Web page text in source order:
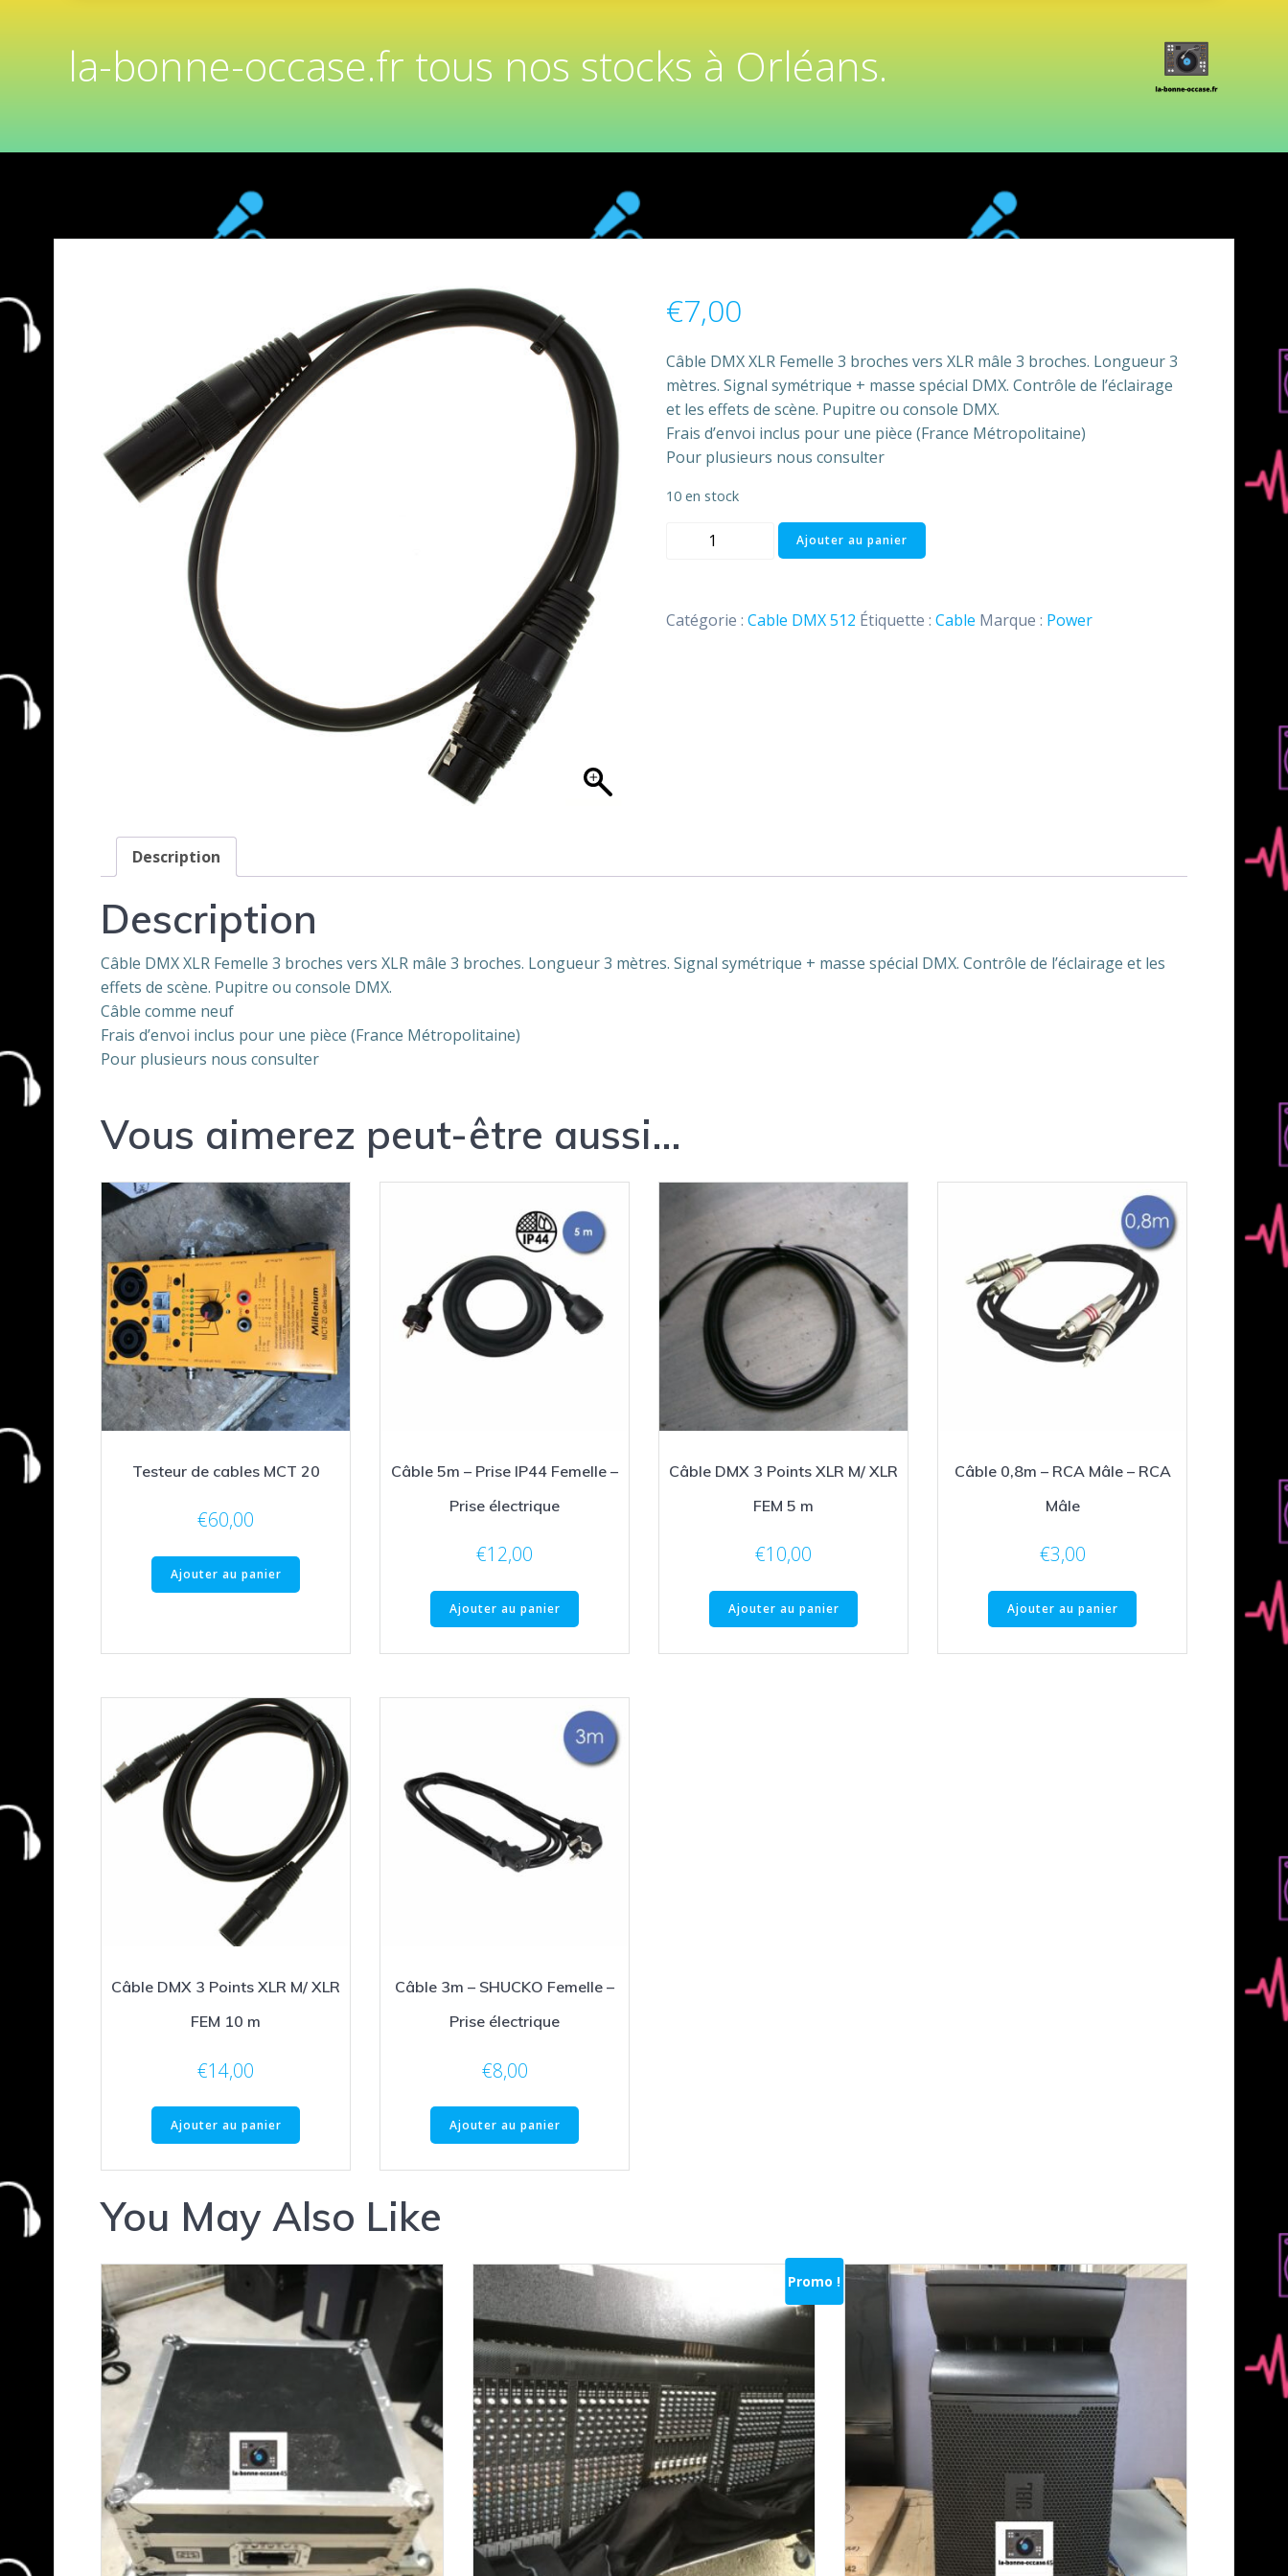
la-bonne-occase.fr tous nos stocks à Orléans.
€7,00
Câble DMX XLR Femelle 3 broches vers XLR mâle 3 broches. Longueur 3
mètres. Signal symétrique + masse spécial DMX. Contrôle de l’éclairage
et les effets de scène. Pupitre ou console DMX.
Frais d’envoi inclus pour une pièce (France Métropolitaine)
Pour plusieurs nous consulter
10 en stock
quantité
3
Ajouter au panier
Catégorie : Cable DMX 512 Étiquette : Cable Marque : Power
Description
Description
Câble DMX XLR Femelle 3 broches vers XLR mâle 3 broches. Longueur 3 mètres. Signal symétrique + masse spécial DMX. Contrôle de l’éclairage et les
effets de scène. Pupitre ou console DMX.
Câble comme neuf
Frais d’envoi inclus pour une pièce (France Métropolitaine)
Pour plusieurs nous consulter
Vous aimerez peut-être aussi…
Testeur de cables MCT 20
€60,00
Ajouter au panier
Câble 5m – Prise IP44 Femelle –
Prise électrique
€12,00
Ajouter au panier
Câble DMX 3 Points XLR M/ XLR
FEM 5 m
€10,00
Ajouter au panier
Câble 0,8m – RCA Mâle – RCA
Mâle
€3,00
Ajouter au panier
Câble DMX 3 Points XLR M/ XLR
FEM 10 m
€14,00
Ajouter au panier
Câble 3m – SHUCKO Femelle –
Prise électrique
€8,00
Ajouter au panier
You May Also Like
Promo !